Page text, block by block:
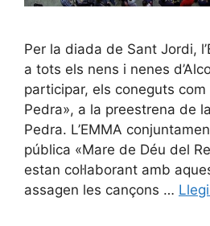
Per la diada de Sant Jordi,
a tots els nens i nenes
participar, els coneguts com
Pedra», a la preestrena de
Pedra. L’EMMA
pública «Mare de Déu del
estan col·laborant amb
assagen les cançons …